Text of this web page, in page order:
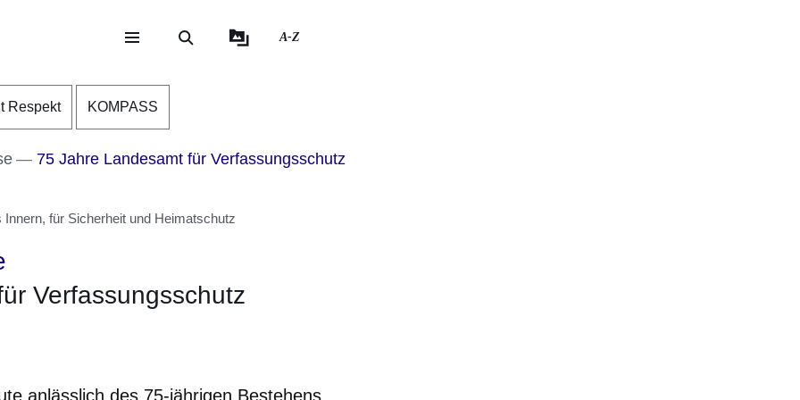
A-Z
Respekt KOMPASS
75 Jahre Landesamt für Verfassungsschutz
für Sicherheit und Heimatschutz
Verfassungsschutz
anlässlich des 75-jährigen Bestehens